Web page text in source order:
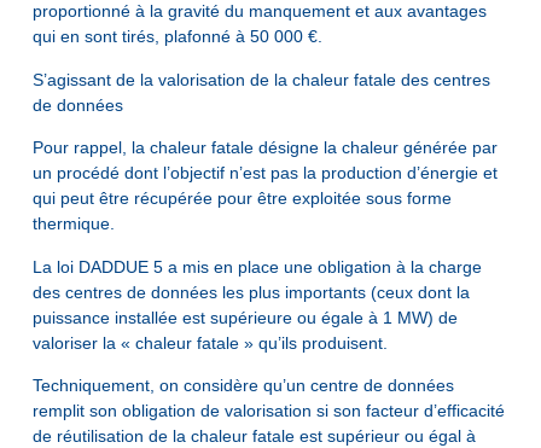
proportionné à la gravité du manquement et aux avantages
qui en sont tirés, plafonné à 50 000 €.
S’agissant de la valorisation de la chaleur fatale des centres
de données
Pour rappel, la chaleur fatale désigne la chaleur générée par
un procédé dont l’objectif n’est pas la production d’énergie et
qui peut être récupérée pour être exploitée sous forme
thermique.
La loi DADDUE 5 a mis en place une obligation à la charge
des centres de données les plus importants (ceux dont la
puissance installée est supérieure ou égale à 1 MW) de
valoriser la « chaleur fatale » qu’ils produisent.
Techniquement, on considère qu’un centre de données
remplit son obligation de valorisation si son facteur d’efficacité
de réutilisation de la chaleur fatale est supérieur ou égal à